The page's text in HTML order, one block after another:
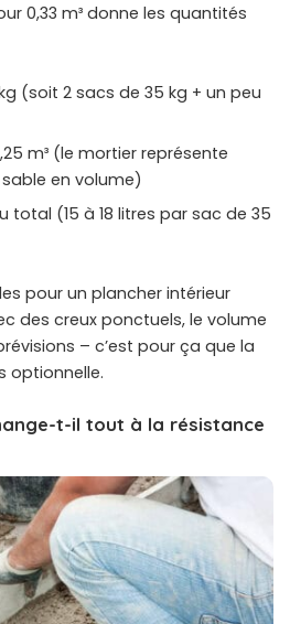
0,33 m³ donne les quantités
(soit 2 sacs de 35 kg + un peu
m³ (le mortier représente
en volume)
total (15 à 18 litres par sac de 35
pour un plancher intérieur
des creux ponctuels, le volume
– c’est pour ça que la
optionnelle.
t-il tout à la résistance